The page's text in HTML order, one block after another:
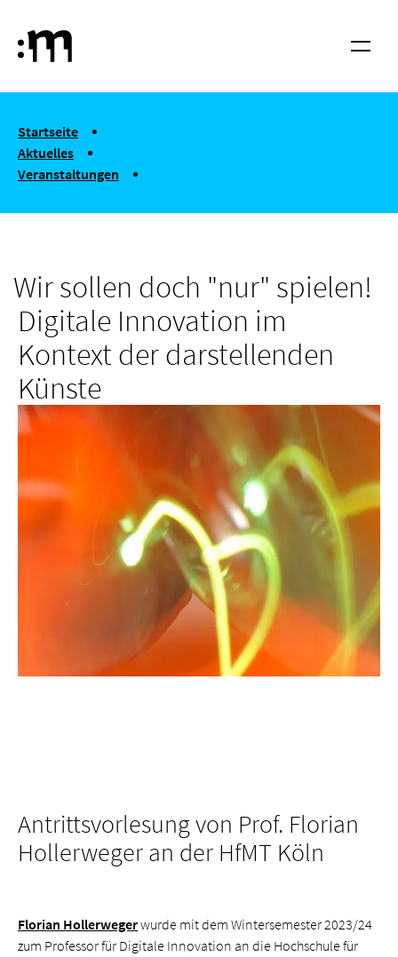
Hochschule für Musik und Tanz Köln Menü
You are here:
Startseite
Aktuelles
Veranstaltungen
Wir sollen doch "nur" spielen! Digitale Innovation im Kontext
Wir sollen doch "nur" spielen!
Digitale Innovation im
Kontext der darstellenden
Künste
Antrittsvorlesung von Prof. Florian
Hollerweger an der HfMT Köln
Florian Hollerwegerwurde mit dem Wintersemester 2023/24
zum Professor für Digitale Innovation an die Hochschule für